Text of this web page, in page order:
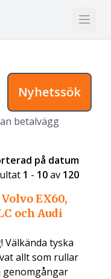
Nyhetssök
betalvägg
på datum
1 - 10av 120
EX60,
och Audi
Välkända tyska
allt som rullar